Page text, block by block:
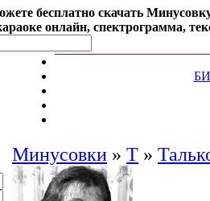
бесплатно cкачать
онлайн, спектрограмма,
Минусовки » Т »